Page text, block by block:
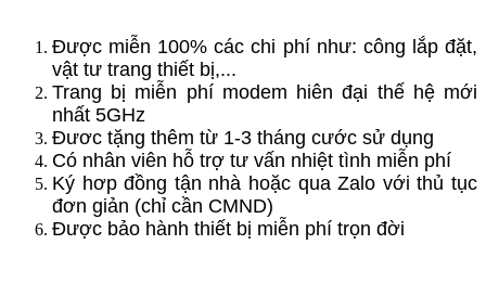
Được miễn 100% các chi phí như: công lắp đặt,
vật tư trang thiết bị,...
Trang bị miễn phí modem hiên đại thế hệ mới
nhất 5GHz
Đươc tặng thêm từ 1-3 tháng cước sử dụng
Có nhân viên hỗ trợ tư vấn nhiệt tình miễn phí
Ký hơp đồng tận nhà hoặc qua Zalo với thủ tục
đơn giản (chỉ cần CMND)
Được bảo hành thiết bị miễn phí trọn đời